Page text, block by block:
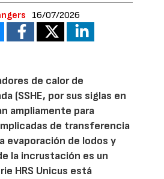
16/07/2026
de calor de
(SSHE, por sus siglas en
ampliamente para
de transferencia
evaporación de lodos y
la incrustación es un
HRS Unicus está